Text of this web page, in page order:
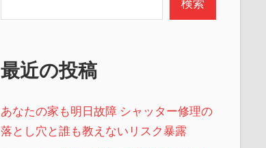
最近の投稿
あなたの家も明日故障 シャッター修理の
落とし穴と誰も教えないリスク暴露